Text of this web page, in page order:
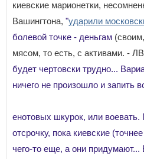
киевские марионетки,
Вашингтона, "ударили
болевой точке - деньгам
мясом, то есть, с активами. -
будет чертовски трудно...
ничего не произошло и запить
енотовых шкурок, или
отсрочку, пока киевские
чего-то еще, а они